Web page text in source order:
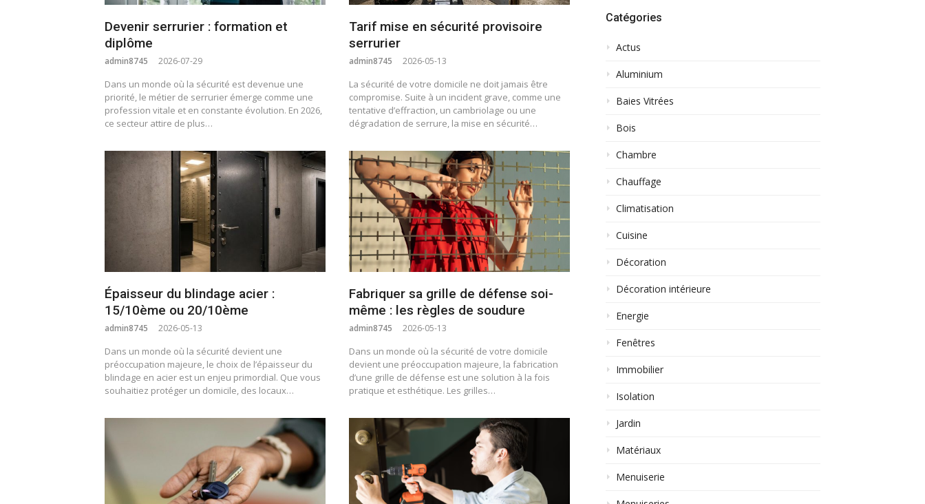
Devenir serrurier : formation et
diplôme
admin8745 2026-07-29
Dans un monde où la sécurité est devenue une
priorité, le métier de serrurier émerge comme une
profession vitale et en constante évolution. En 2026,
ce secteur attire de plus…
Tarif mise en sécurité provisoire
serrurier
admin8745 2026-05-13
La sécurité de votre domicile ne doit jamais être
compromise. Suite à un incident grave, comme une
tentative d’effraction, un cambriolage ou une
dégradation de serrure, la mise en sécurité…
Épaisseur du blindage acier :
15/10ème ou 20/10ème
admin8745 2026-05-13
Dans un monde où la sécurité devient une
préoccupation majeure, le choix de l’épaisseur du
blindage en acier est un enjeu primordial. Que vous
souhaitiez protéger un domicile, des locaux…
Fabriquer sa grille de défense soi-
même : les règles de soudure
admin8745 2026-05-13
Dans un monde où la sécurité de votre domicile
devient une préoccupation majeure, la fabrication
d’une grille de défense est une solution à la fois
pratique et esthétique. Les grilles…
Catégories
Actus
Aluminium
Baies Vitrées
Bois
Chambre
Chauffage
Climatisation
Cuisine
Décoration
Décoration intérieure
Energie
Fenêtres
Immobilier
Isolation
Jardin
Matériaux
Menuiserie